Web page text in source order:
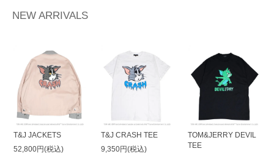
NEW ARRIVALS
T&J JACKETS
52,800円(税込)
T&J CRASH TEE
9,350円(税込)
TOM&JERRY DEVIL
TEE